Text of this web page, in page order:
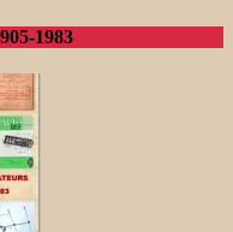
1983